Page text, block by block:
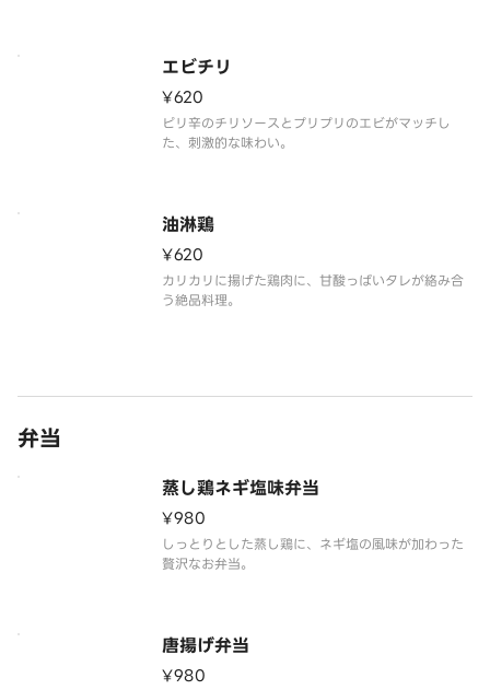
エビチリ
¥620
ピリ辛のチリソースとプリプリのエビがマッチし
た、刺激的な味わい。
油淋鶏
¥620
カリカリに揚げた鶏肉に、甘酸っぱいタレが絡み合
う絶品料理。
弁当
蒸し鶏ネギ塩味弁当
¥980
しっとりとした蒸し鶏に、ネギ塩の風味が加わった
贅沢なお弁当。
唐揚げ弁当
¥980